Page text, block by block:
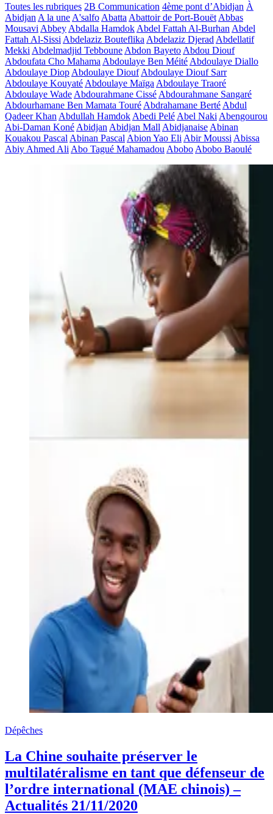
Toutes les rubriques 2B Communication 4ème pont d’Abidjan À
Abidjan A la une A'salfo Abatta Abattoir de Port-Bouët Abbas
Mousavi Abbey Abdalla Hamdok Abdel Fattah Al-Burhan Abdel
Fattah Al-Sissi Abdelaziz Bouteflika Abdelaziz Djerad Abdellatif
Mekki Abdelmadjid Tebboune Abdon Bayeto Abdou Diouf
Abdoufata Cho Mahama Abdoulaye Ben Méité Abdoulaye Diallo
Abdoulaye Diop Abdoulaye Diouf Abdoulaye Diouf Sarr
Abdoulaye Kouyaté Abdoulaye Maïga Abdoulaye Traoré
Abdoulaye Wade Abdourahmane Cissé Abdourahmane Sangaré
Abdourhamane Ben Mamata Touré Abdrahamane Berté Abdul
Qadeer Khan Abdullah Hamdok Abedi Pelé Abel Naki Abengourou
Abi-Daman Koné Abidjan Abidjan Mall Abidjanaise Abinan
Kouakou Pascal Abinan Pascal Abion Yao Eli Abir Moussi Abissa
Abiy Ahmed Ali Abo Tagué Mahamadou Abobo Abobo Baoulé
Dépêches
La Chine souhaite préserver le
multilatéralisme en tant que défenseur de
l’ordre international (MAE chinois) –
Actualités 21/11/2020